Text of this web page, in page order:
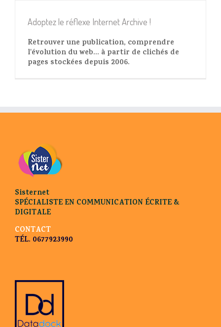
Adoptez le réflexe Internet Archive !
Retrouver une publication, comprendre
l'évolution du web... à partir de clichés de
pages stockées depuis 2006.
Sisternet
SPÉCIALISTE EN COMMUNICATION ÉCRITE &
DIGITALE
CONTACT
TÉL. 0677923990